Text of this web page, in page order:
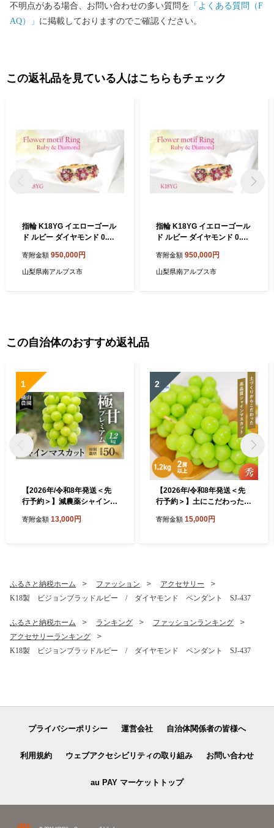
不明点がある場合、お問い合わせの多い質問を 「よくある質問（F
AQ）」 に掲載しておりますのでご確認ください。
この返礼品を見ている人はこちらもチェック
指輪 K18YG イエローゴール
ド ルビー ダイヤモンド 0.1ct
ースリング【f264-k18yg-r
u】 ※5号 ALPAZ104-5
寄附金額 950,000円
山梨県南アルプス市
指輪 K18YG イエローゴール
ド ルビー ダイヤモンド 0.1ct
ースリング【f264-k18yg-r
u】 ※5.5号 ALPAZ104-5_5
寄附金額 950,000円
山梨県南アルプス市
この自治体のおすすめ返礼品
1
【2026年/令和8年発送＜先
行予約＞】減農薬シャインマ
気 おすすめ 国産 贈答
2
寄附金額 13,000円
2
【2026年/令和8年発送＜先
行予約＞】土にこだわったシ
以上 先行予約 山梨県産 朝採
甲斐市 BI-5
寄附金額 15,000円
ふるさと納税ホーム ファッション
アクセサリー
K18製 ビジョンブラッドルビー / ダイヤモンド ペンダント SJ-437
ふるさと納税ホーム ランキング
ファッションランキング
アクセサリーランキング
K18製 ビジョンブラッドルビー / ダイヤモンド ペンダント SJ-437
プライバシーポリシー 運営会社 自治体関係者の皆様へ
利用規約 ウェブアクセシビリティの取り組み お問い合わせ
au PAY マーケットトップ